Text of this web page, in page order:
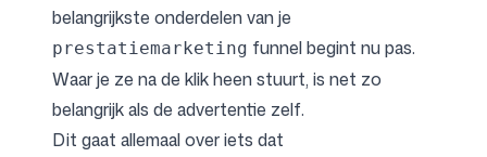
belangrijkste onderdelen van je
prestatiemarketing funnel begint nu pas.
Waar je ze na de klik heen stuurt, is net zo
belangrijk als de advertentie zelf.
Dit gaat allemaal over iets dat